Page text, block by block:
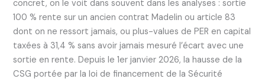
concret, on le voit dans souvent dans les analyses : sortie
100 % rente sur un ancien contrat Madelin ou article 83
dont on ne ressort jamais, ou plus-values de PER en capital
taxées à 31,4 % sans avoir jamais mesuré l’écart avec une
sortie en rente. Depuis le 1er janvier 2026, la hausse de la
CSG portée par la loi de financement de la Sécurité